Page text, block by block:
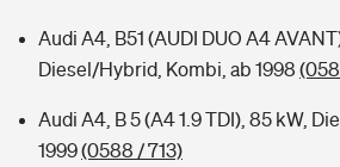
Audi A4, B51 (AUDI DUO A4
Diesel/Hybrid, Kombi, ab 1998
Audi A4, B 5 (A4 1.9 TDI), 85 kW,
1999(0588 / 713)